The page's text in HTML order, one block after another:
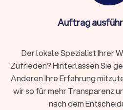
Ist Reinigung nicht im
Umzugsunternehmens
spezialisierte
vielen empfindlichen
eingeschränkten
beruflicher Belastung
professionelles Rundum-
Auftrag
Der lokale Spezialist Ihrer
Zufrieden? Hinterlassen Sie
Anderen Ihre Erfahrung
wir so für mehr Transparenz
nach dem